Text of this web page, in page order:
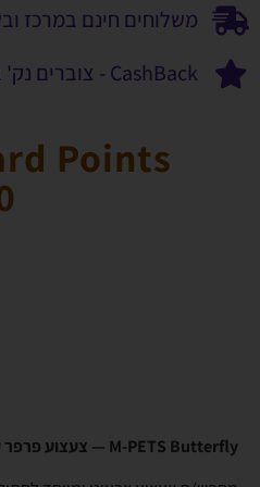
משלוחים חינם במרכז
CashBack - צוברים נק' בכל קנייה
Points
M-PETS Butterfly — צעצוע פרפר עם נוצה לחתול שלך 🐾🐱🦋